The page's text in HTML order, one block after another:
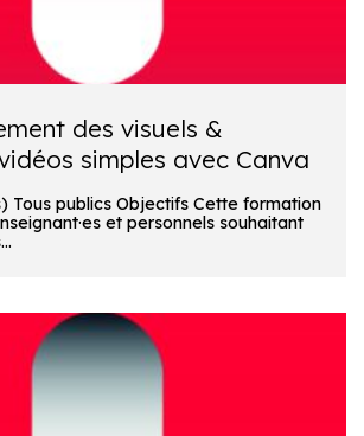
des visuels &
simples avec Canva
Tous publics Objectifs Cette formation
et personnels souhaitant